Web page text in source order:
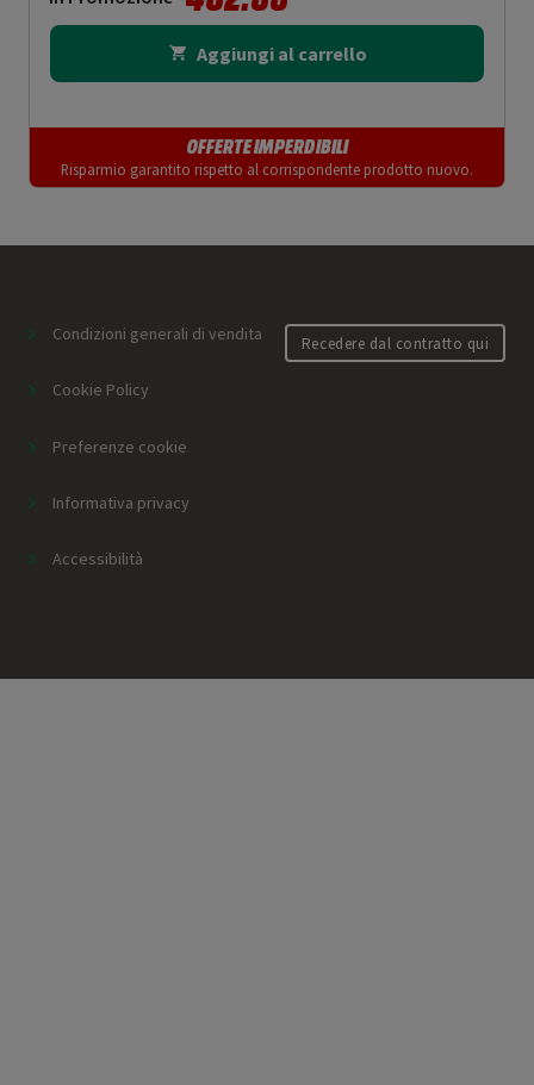
Aggiungi al carrello
OFFERTE IMPERDIBILI
Risparmio garantito rispetto al corrispondente prodotto nuovo.
Condizioni generali di vendita
Cookie Policy
Preferenze cookie
Informativa privacy
Accessibilità
Recedere dal contratto qui